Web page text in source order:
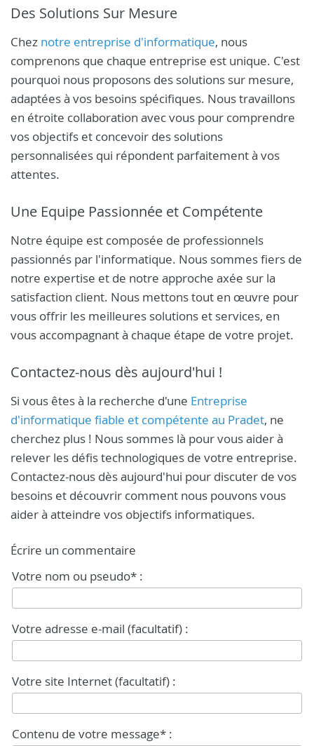
Des Solutions Sur Mesure
Chez notre entreprise d'informatique, nous
comprenons que chaque entreprise est unique. C'est
pourquoi nous proposons des solutions sur mesure,
adaptées à vos besoins spécifiques. Nous travaillons
en étroite collaboration avec vous pour comprendre
vos objectifs et concevoir des solutions
personnalisées qui répondent parfaitement à vos
attentes.
Une Equipe Passionnée et Compétente
Notre équipe est composée de professionnels
passionnés par l'informatique. Nous sommes fiers de
notre expertise et de notre approche axée sur la
satisfaction client. Nous mettons tout en œuvre pour
vous offrir les meilleures solutions et services, en
vous accompagnant à chaque étape de votre projet.
Contactez-nous dès aujourd'hui !
Si vous êtes à la recherche d'une Entreprise
d'informatique fiable et compétente au Pradet, ne
cherchez plus ! Nous sommes là pour vous aider à
relever les défis technologiques de votre entreprise.
Contactez-nous dès aujourd'hui pour discuter de vos
besoins et découvrir comment nous pouvons vous
aider à atteindre vos objectifs informatiques.
Écrire un commentaire
Votre nom ou pseudo* :
Votre adresse e-mail (facultatif) :
Votre site Internet (facultatif) :
Contenu de votre message* :